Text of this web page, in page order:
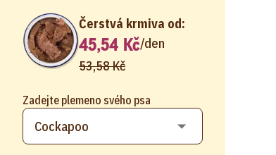
Zadejte plemeno svého psa
Čerstvá krmiva od:
45,54 Kč/den
53,58 Kč